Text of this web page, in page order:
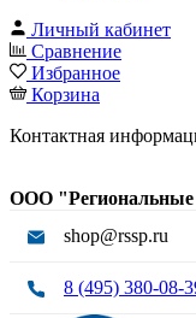
Личный кабинет
Сравнение
Избранное
Корзина
Контактная
ООО "Региональные
shop@rssp.ru
8 (495) 380-08-